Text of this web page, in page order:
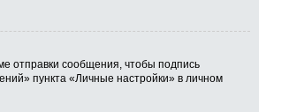
отправки сообщения, чтобы подпись
пункта «Личные настройки» в личном